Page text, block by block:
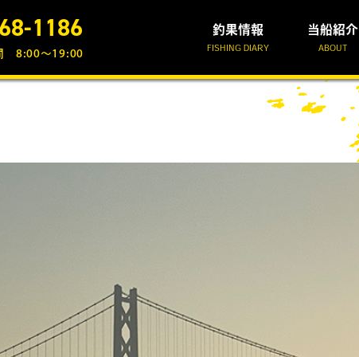
1186
8:00〜19:00
釣果情報
FISHING DIARY
当船紹介
ABOUT